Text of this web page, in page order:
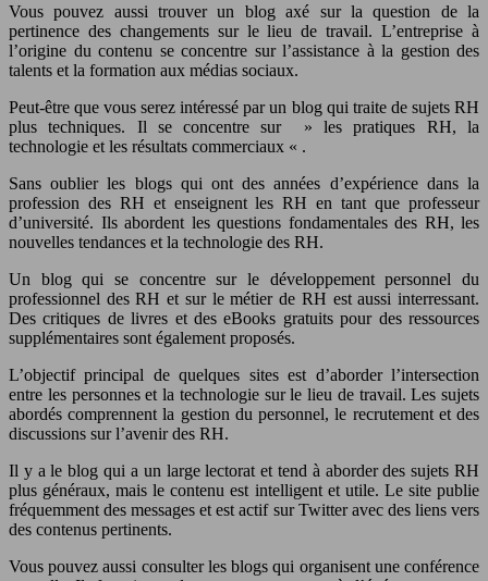
Vous pouvez aussi trouver un blog axé sur la question de la
pertinence des changements sur le lieu de travail. L’entreprise à
l’origine du contenu se concentre sur l’assistance à la gestion des
talents et la formation aux médias sociaux.
Peut-être que vous serez intéressé par un blog qui traite de sujets RH
plus techniques. Il se concentre sur » les pratiques RH, la
technologie et les résultats commerciaux « .
Sans oublier les blogs qui ont des années d’expérience dans la
profession des RH et enseignent les RH en tant que professeur
d’université. Ils abordent les questions fondamentales des RH, les
nouvelles tendances et la technologie des RH.
Un blog qui se concentre sur le développement personnel du
professionnel des RH et sur le métier de RH est aussi interressant.
Des critiques de livres et des eBooks gratuits pour des ressources
supplémentaires sont également proposés.
L’objectif principal de quelques sites est d’aborder l’intersection
entre les personnes et la technologie sur le lieu de travail. Les sujets
abordés comprennent la gestion du personnel, le recrutement et des
discussions sur l’avenir des RH.
Il y a le blog qui a un large lectorat et tend à aborder des sujets RH
plus généraux, mais le contenu est intelligent et utile. Le site publie
fréquemment des messages et est actif sur Twitter avec des liens vers
des contenus pertinents.
Vous pouvez aussi consulter les blogs qui organisent une conférence